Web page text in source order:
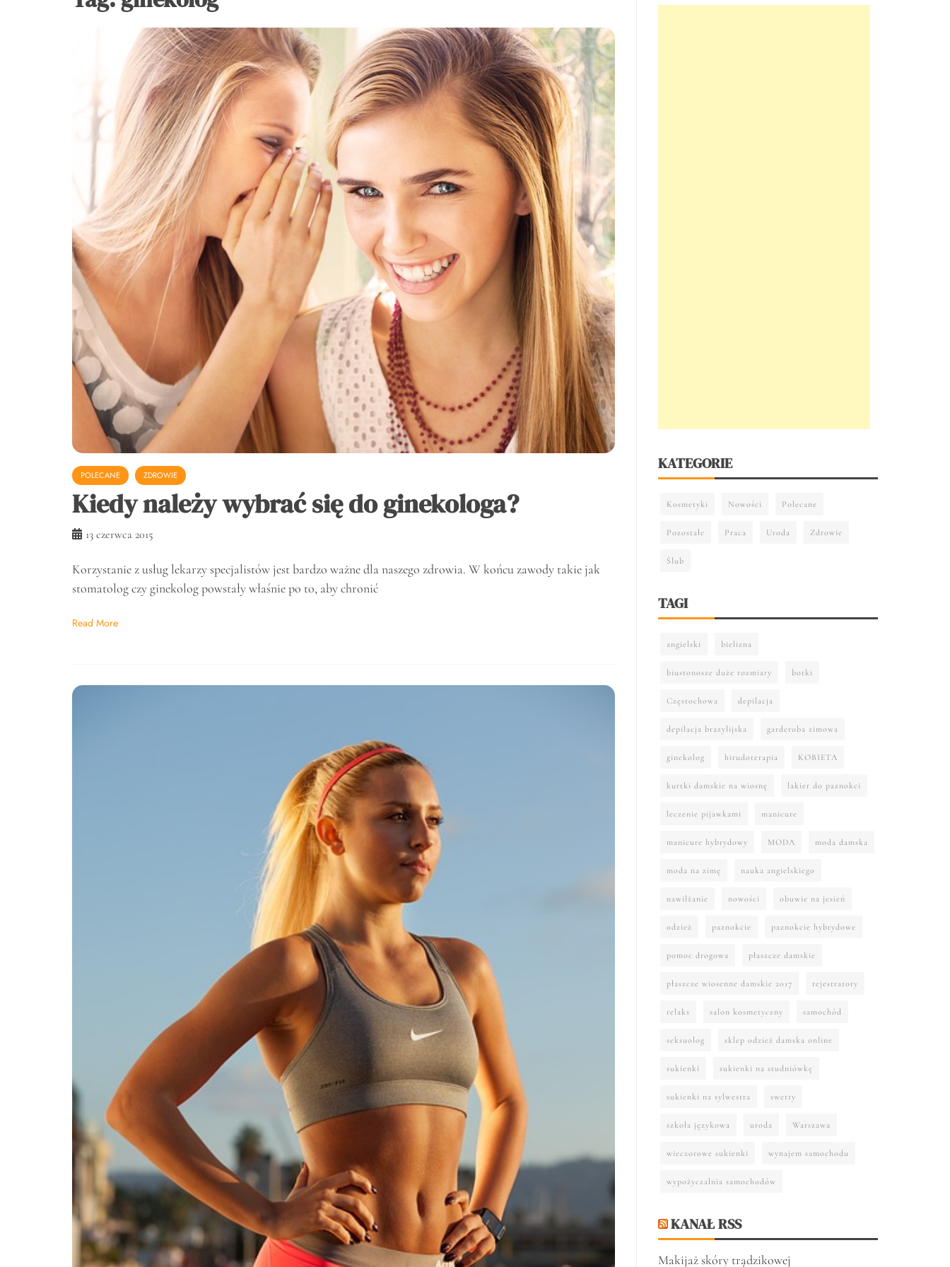
POLECANE ZDROWIE
Kiedy należy wybrać się do ginekologa?
13 czerwca 2015
Korzystanie z usług lekarzy specjalistów jest bardzo ważne dla naszego zdrowia. W końcu zawody takie jak
stomatolog czy ginekolog powstały właśnie po to, aby chronić
Read More
KATEGORIE
Kosmetyki Nowości Polecane
Pozostałe Praca Uroda Zdrowie
Ślub
TAGI
angielski bielizna
biustonosze duże rozmiary botki
Częstochowa depilacja
depilacja brazylijska garderoba zimowa
ginekolog hirudoterapia KOBIETA
kurtki damskie na wiosnę lakier do paznokci
leczenie pijawkami manicure
manicure hybrydowy MODA moda damska
moda na zimę nauka angielskiego
nawilżanie nowości obuwie na jesień
odzież paznokcie paznokcie hybrydowe
pomoc drogowa płaszcze damskie
płaszcze wiosenne damskie 2017 rejestratory
relaks salon kosmetyczny samochód
seksuolog sklep odzież damska online
sukienki sukienki na studniówkę
sukienki na sylwestra swetry
szkoła językowa uroda Warszawa
wieczorowe sukienki wynajem samochodu
wypożyczalnia samochodów
KANAŁ RSS
Makijaż skóry trądzikowej